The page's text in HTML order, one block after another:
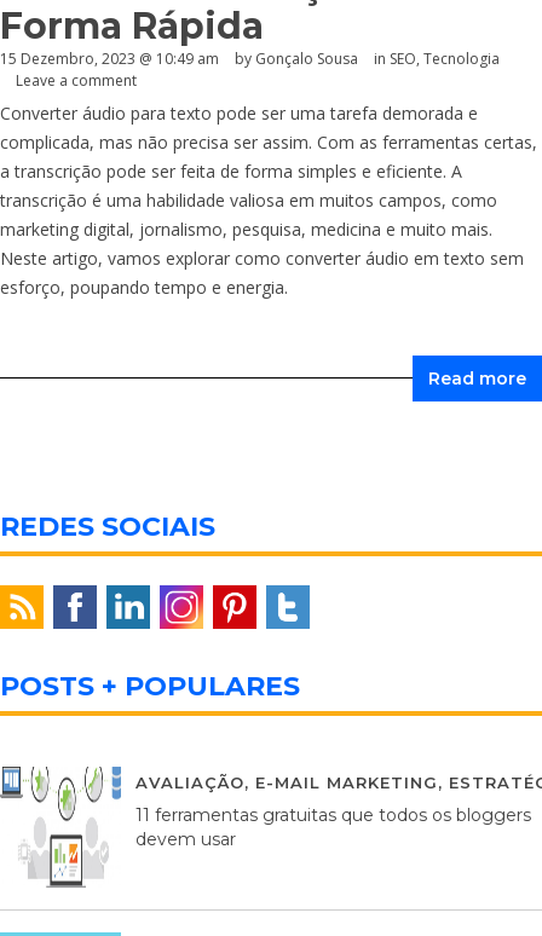
Forma Rápida
15 Dezembro, 2023 @ 10:49 am by Gonçalo Sousa in SEO, Tecnologia
Leave a comment
Converter áudio para texto pode ser uma tarefa demorada e
complicada, mas não precisa ser assim. Com as ferramentas certas,
a transcrição pode ser feita de forma simples e eficiente. A
transcrição é uma habilidade valiosa em muitos campos, como
marketing digital, jornalismo, pesquisa, medicina e muito mais.
Neste artigo, vamos explorar como converter áudio em texto sem
esforço, poupando tempo e energia.
Read more
REDES SOCIAIS
POSTS + POPULARES
AVALIAÇÃO, E-MAIL MARKETING,
11 ferramentas gratuitas que todos os bloggers
devem usar